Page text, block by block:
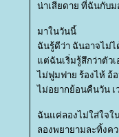
น่าเสียดาย ที่ฉันกับม
มาในวันนี้
ฉันรู้ดีว่า ฉันอาจไม่
ต่ฉันเริ่มรู้สึกว่าตัวเ
ไม่ฟูมฟาย ร้องไห้ อ้
ไม่อยากย้อนคืนวัน เ
ฉันแค่ลองไม่ใส่ใจใ
ลองพยายามละทิ้งค